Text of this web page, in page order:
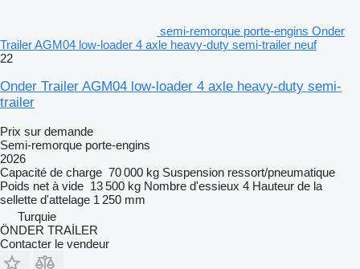
semi-remorque porte-engins Onder
Trailer AGM04 low-loader 4 axle heavy-duty semi-trailer neuf
22
Onder Trailer AGM04 low-loader 4 axle heavy-duty semi-
trailer
Prix sur demande
Semi-remorque porte-engins
2026
Capacité de charge 70 000 kg Suspension ressort/pneumatique
Poids net à vide 13 500 kg Nombre d'essieux 4 Hauteur de la
sellette d'attelage 1 250 mm
Turquie
ÖNDER TRAİLER
Contacter le vendeur